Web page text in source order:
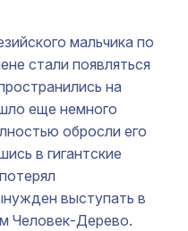
мальчика по
стали появляться
на
еще немного
обросли его
в гигантские
выступать в
Человек-Дерево.